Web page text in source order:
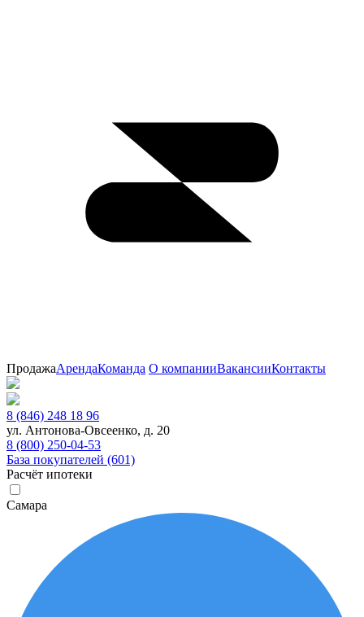
ПродажаАрендаКоманда О компанииВакансииКонтакты
8 (846) 248 18 96
ул. Антонова-Овсеенко, д. 20
8 (800) 250-04-53
База покупателей (601)
Расчёт ипотеки
Самара